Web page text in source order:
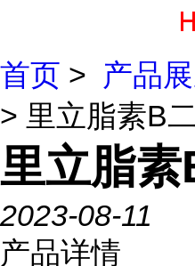
首页 > 产品
> 里立脂素B
里立脂
2023-08-11
产品详情